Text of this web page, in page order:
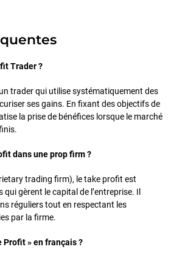
Trader ?
trader qui utilise systématiquement des
ses gains. En fixant des objectifs de
la prise de bénéfices lorsque le marché
dans une prop firm ?
trading firm), le take profit est
gèrent le capital de l’entreprise. Il
réguliers tout en respectant les
par la firme.
Profit » en français ?